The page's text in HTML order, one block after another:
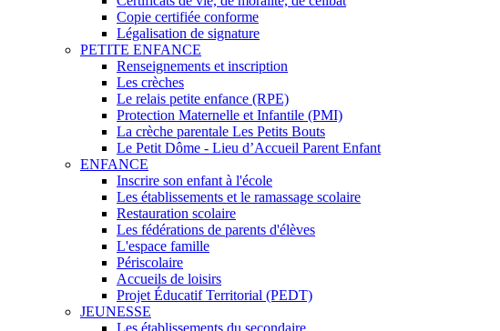
Copie certifiée conforme
Légalisation de signature
PETITE ENFANCE
Renseignements et inscription
Les crèches
Le relais petite enfance (RPE)
Protection Maternelle et Infantile (PMI)
La crèche parentale Les Petits Bouts
Le Petit Dôme - Lieu d’Accueil Parent Enfant
ENFANCE
Inscrire son enfant à l'école
Les établissements et le ramassage scolaire
Restauration scolaire
Les fédérations de parents d'élèves
L'espace famille
Périscolaire
Accueils de loisirs
Projet Éducatif Territorial (PEDT)
JEUNESSE
Les établissements du secondaire